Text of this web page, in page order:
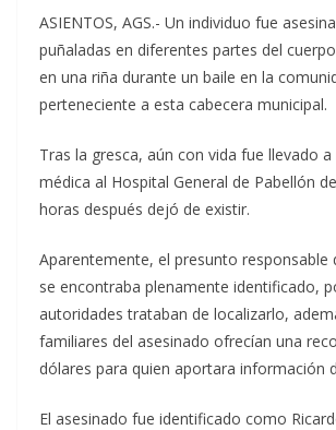
ASIENTOS, AGS.- Un individuo fue
puñaladas en diferentes partes del
en una riña durante un baile en la
perteneciente a esta cabecera municipal.
Tras la gresca, aún con vida fue llevado
médica al Hospital General de Pabellón
horas después dejó de existir.
Aparentemente, el presunto responsable
se encontraba plenamente identificado,
autoridades trataban de localizarlo,
familiares del asesinado ofrecían una
dólares para quien aportara información
El asesinado fue identificado como